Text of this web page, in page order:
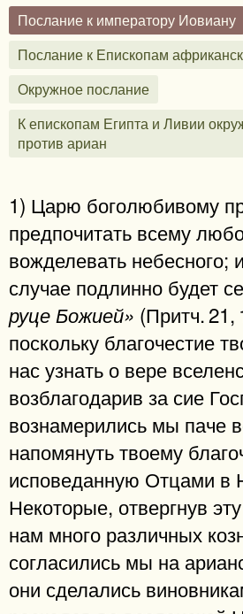
Послание к императору Иовиану
Послание к Епископам
Окружное послание
К епископам Египта и Ливии
против ариан
1) Царю боголюбивому
предпочитать всему
вожделевать небесного;
случае подлинно будет
руце Божией» (Притч. 21,
поскольку благочестие
нас узнать о вере
возблагодарив за сие
вознамерились мы паче
напомянуть твоему
исповеданную Отцами в
Некоторые, отвергнув
нам много различных
согласились мы на
они сделались